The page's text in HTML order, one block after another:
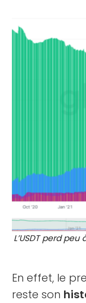
L’USDT perd
En effet, le
reste son